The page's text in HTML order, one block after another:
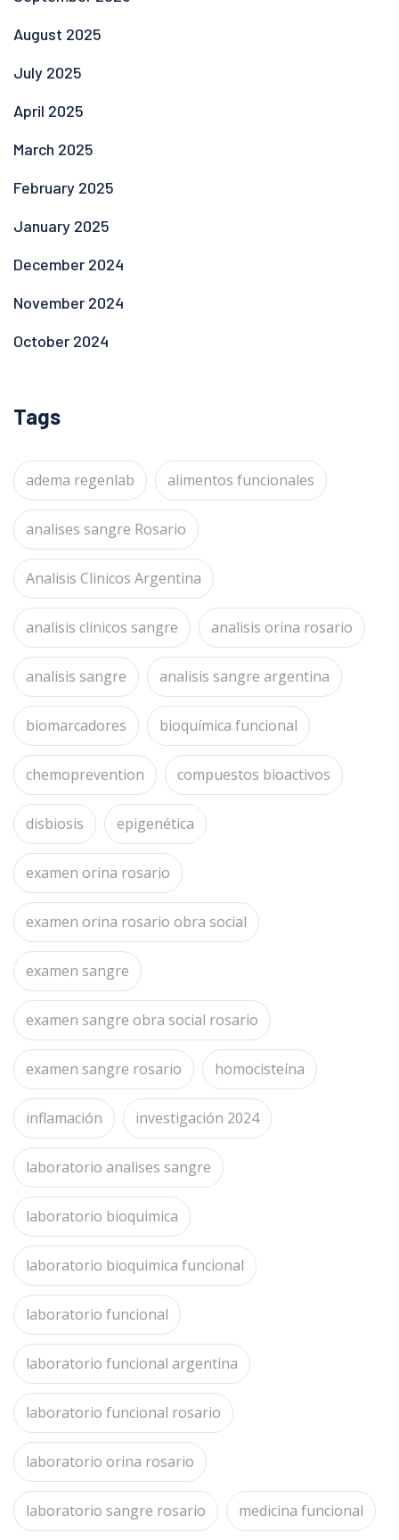
August 2025
July 2025
April 2025
March 2025
February 2025
January 2025
December 2024
November 2024
October 2024
Tags
adema regenlab alimentos funcionales
analises sangre Rosario
Analisis Clinicos Argentina
analisis clinicos sangre analisis orina rosario
analisis sangre analisis sangre argentina
biomarcadores bioquímica funcional
chemoprevention compuestos bioactivos
disbiosis epigenética
examen orina rosario
examen orina rosario obra social
examen sangre
examen sangre obra social rosario
examen sangre rosario homocisteína
inflamación investigación 2024
laboratorio analises sangre
laboratorio bioquimica
laboratorio bioquimica funcional
laboratorio funcional
laboratorio funcional argentina
laboratorio funcional rosario
laboratorio orina rosario
laboratorio sangre rosario medicina funcional